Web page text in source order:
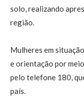
solo, realizando
região.
Mulheres em
e orientação por
pelo telefone 180,
país.